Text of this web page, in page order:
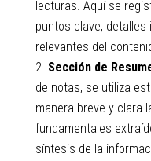
lecturas. Aquí se
puntos clave,
relevantes del
Sección de
de notas, se utiliza
manera breve y clara
fundamentales
síntesis de la